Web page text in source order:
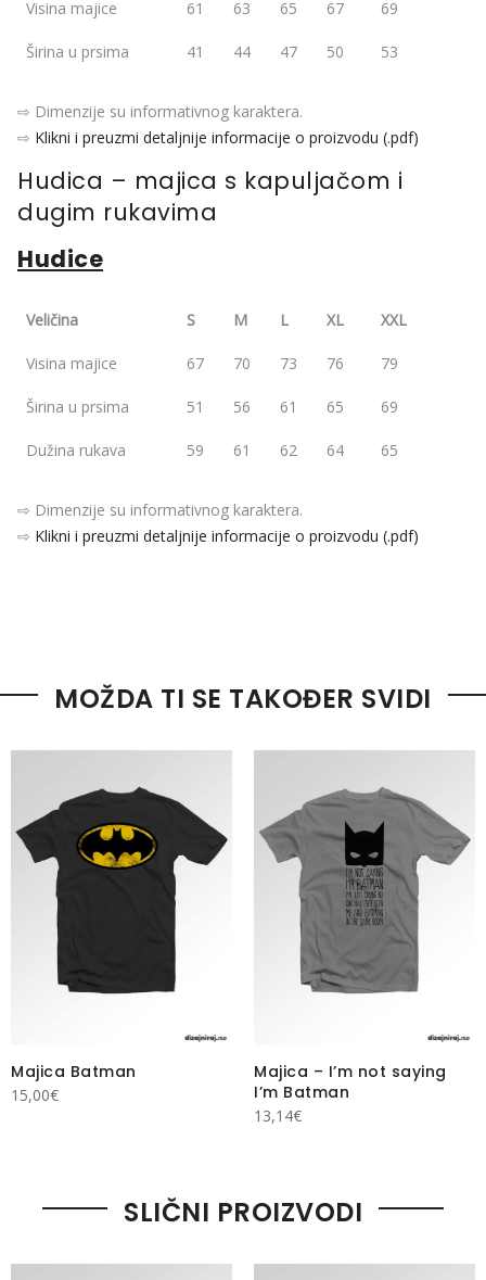
Visina majice 61 63 65 67 69
Širina u prsima 41 44 47 50 53
⇨ Dimenzije su informativnog karaktera.
⇨ Klikni i preuzmi detaljnije informacije o proizvodu (.pdf)
Hudica – majica s kapuljačom i
dugim rukavima
Hudice
Veličina S M L XL XXL
Visina majice 67 70 73 76 79
Širina u prsima 51 56 61 65 69
Dužina rukava 59 61 62 64 65
⇨ Dimenzije su informativnog karaktera.
⇨ Klikni i preuzmi detaljnije informacije o proizvodu (.pdf)
MOŽDA TI SE TAKOĐER SVIDI
Majica Batman
15,00€
Majica – I’m not saying
I’m Batman
13,14€
SLIČNI PROIZVODI